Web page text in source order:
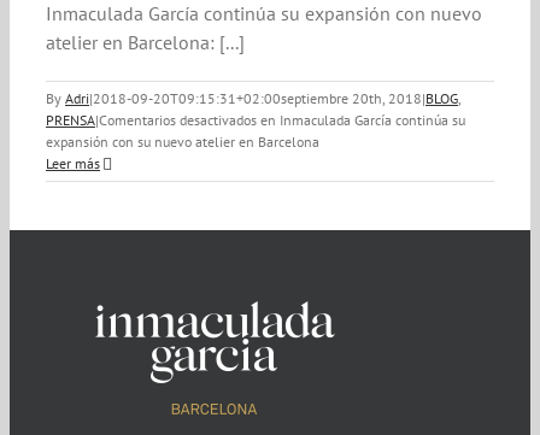
Inmaculada García continúa su expansión con nuevo
atelier en Barcelona: [...]
By Adri|2018-09-20T09:15:31+02:00septiembre 20th, 2018|BLOG,
PRENSA|Comentarios desactivados en Inmaculada García continúa su
expansión con su nuevo atelier en Barcelona
Leer más